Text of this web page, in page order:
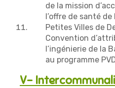
de la mission
l’offre de santé
Petites Villes de
Convention
l’ingénierie de la
au programme
V-